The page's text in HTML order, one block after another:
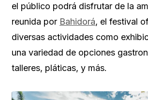
el público podrá disfrutar de la
reunida por Bahidorá, el festival
diversas actividades como
una variedad de opciones
talleres, pláticas, y más.